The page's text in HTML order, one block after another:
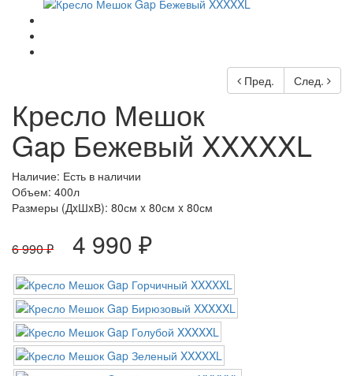
Пред. След.
Кресло Мешок
Gap Бежевый XXXXXL
Наличие: Есть в наличии
Объем: 400л
Размеры (ДxШxВ): 80см x 80см x 80см
6 990 ₽ 4 990 ₽